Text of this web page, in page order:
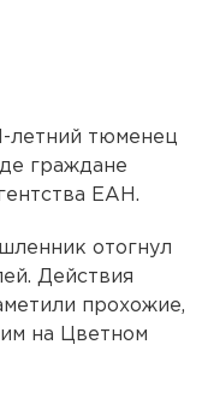
летний тюменец
граждане
ЕАН.
отогнул
Действия
прохожие,
на Цветном